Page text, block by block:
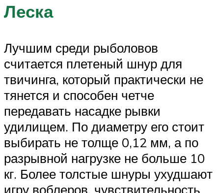
Леска
Лучшим среди рыболовов
считается плетеный шнур для
твичинга, который практически не
тянется и способен четче
передавать насадке рывки
удилищем. По диаметру его стоит
выбирать не толще 0,12 мм, а по
разрывной нагрузке не больше 10
кг. Более толстые шнуры ухудшают
игру воблеров, чувствительность